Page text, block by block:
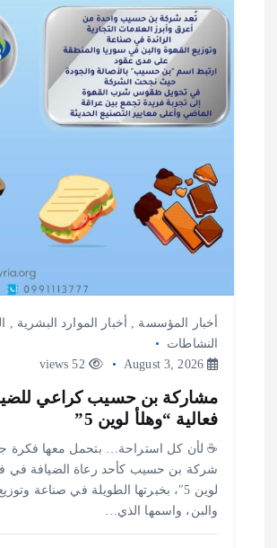
ت
أخبار المؤسسة , أخبار الموارد البشرية ,
النشاطات
August 3, 2026
52 views
مشاركة بن حسيب كراعي
فعالية “وهلأ لوين 5”
شركة بن حسيب كأحد رعاة الضيافة في
لوين 5″، بخبرتها الطويلة في صناعة
والبن، واسمها الذي…